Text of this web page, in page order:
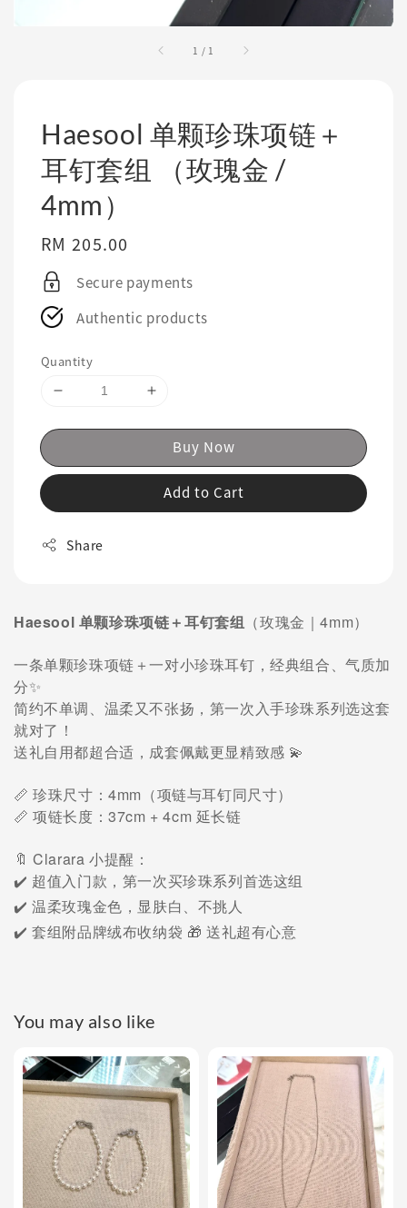
1 / 1
Haesool 单颗珍珠项链＋
耳钉套组 （玫瑰金 /
4mm）
Regular
price
RM 205.00
Secure payments
Authentic products
Quantity
Buy Now
Add to Cart
Share
Haesool 单颗珍珠项链＋耳钉套组 （玫瑰金｜4mm）
一条单颗珍珠项链＋一对小珍珠耳钉，经典组合、气质加
分✨
简约不单调、温柔又不张扬，第一次入手珍珠系列选这套
就对了！
送礼自用都超合适，成套佩戴更显精致感 💫
📏 珍珠尺寸：4mm（项链与耳钉同尺寸）
📏 项链长度：37cm + 4cm 延长链
🔖 Clarara小提醒：
✔️ 超值入门款，第一次买珍珠系列首选这组
✔️ 温柔玫瑰金色，显肤白、不挑人
✔️ 套组附品牌绒布收纳袋 🎁 送礼超有心意
You may also like